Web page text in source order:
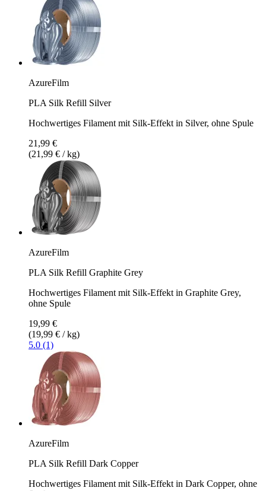
AzureFilm
PLA Silk Refill Silver
Hochwertiges Filament mit Silk-Effekt in Silver, ohne Spule
21,99 €
(21,99 € / kg)
AzureFilm
PLA Silk Refill Graphite Grey
Hochwertiges Filament mit Silk-Effekt in Graphite Grey,
ohne Spule
19,99 €
(19,99 € / kg)
5.0 (1)
AzureFilm
PLA Silk Refill Dark Copper
Hochwertiges Filament mit Silk-Effekt in Dark Copper, ohne